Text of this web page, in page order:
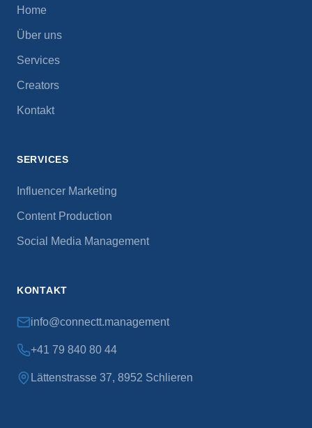
Home
Über uns
Services
Creators
Kontakt
SERVICES
Influencer Marketing
Content Production
Social Media Management
KONTAKT
info@connectt.management
+41 79 840 80 44
Lättenstrasse 37, 8952 Schlieren